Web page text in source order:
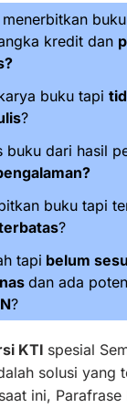
kredit dan
buku tapi
?
buku dari hasil
buku tapi
?
tapi belum
dan ada
?
KTI spesial
solusi yang
ini, Parafrase